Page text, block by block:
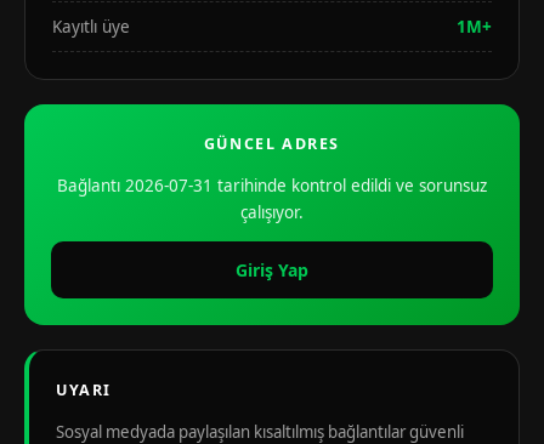
Kayıtlı üye 1M+
GÜNCEL ADRES
Bağlantı 2026-07-31 tarihinde kontrol edildi ve sorunsuz
çalışıyor.
Giriş Yap
UYARI
Sosyal medyada paylaşılan kısaltılmış bağlantılar güvenli